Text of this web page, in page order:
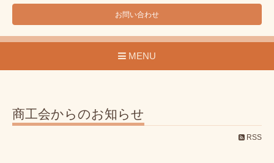
お問い合わせ
MENU
商工会からのお知らせ
RSS